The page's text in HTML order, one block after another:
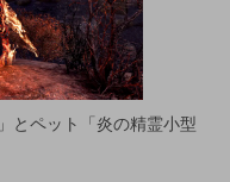
とペット「炎の精霊小型